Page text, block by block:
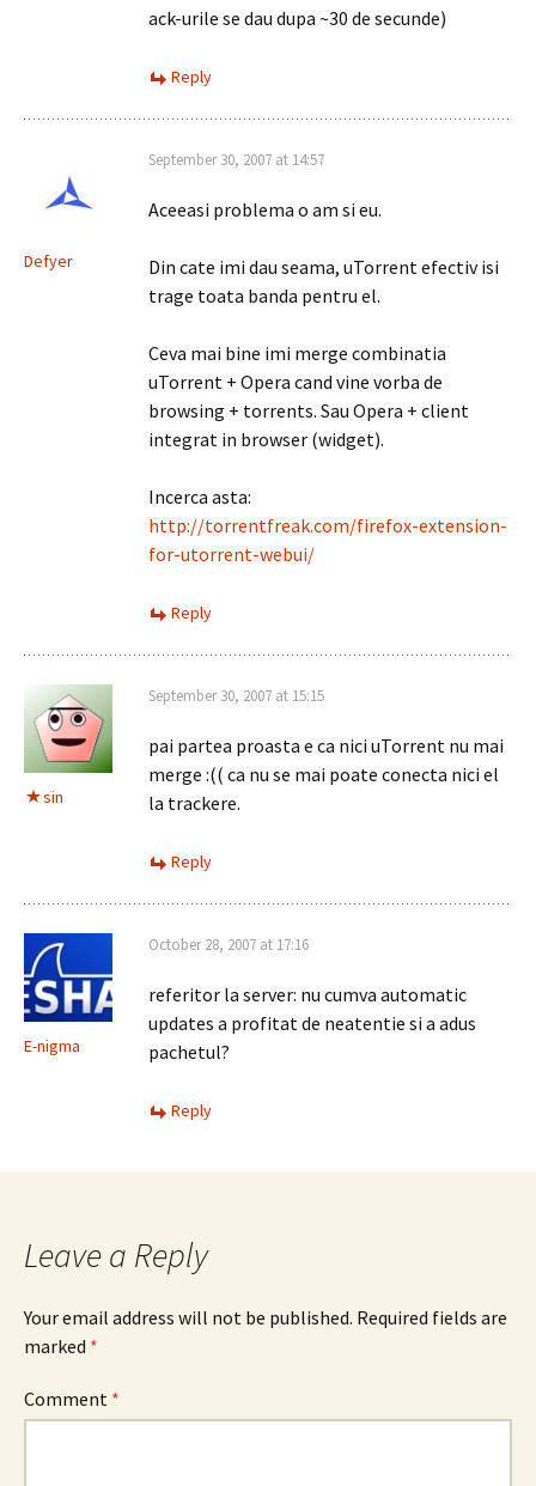
ack-urile se dau dupa ~30 de secunde)
Reply
Defyer
September 30, 2007 at 14:57
Aceeasi problema o am si eu.
Din cate imi dau seama, uTorrent efectiv isi
trage toata banda pentru el.
Ceva mai bine imi merge combinatia
uTorrent + Opera cand vine vorba de
browsing + torrents. Sau Opera + client
integrat in browser (widget).
Incerca asta:
http://torrentfreak.com/firefox-extension-
for-utorrent-webui/
Reply
sin
September 30, 2007 at 15:15
pai partea proasta e ca nici uTorrent nu mai
merge :(( ca nu se mai poate conecta nici el
la trackere.
Reply
E-nigma
October 28, 2007 at 17:16
referitor la server: nu cumva automatic
updates a profitat de neatentie si a adus
pachetul?
Reply
Leave a Reply
Your email address will not be published. Required fields are
marked *
Comment *